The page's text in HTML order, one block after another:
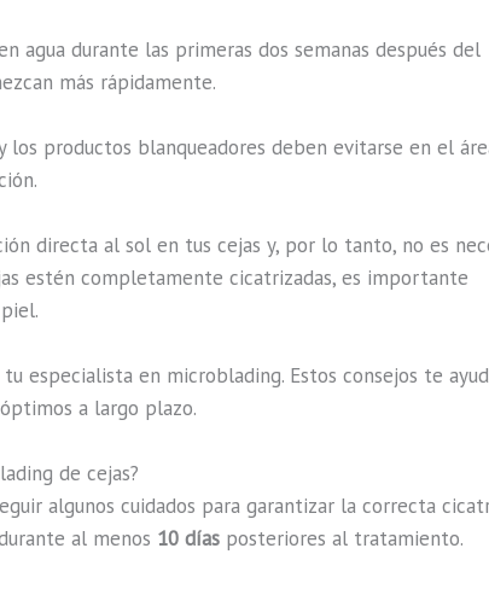
agua durante las primeras dos semanas después del
más rápidamente.
productos blanqueadores deben evitarse en el
directa al sol en tus cejas y, por lo tanto, no es
estén completamente cicatrizadas, es importante
especialista en microblading. Estos consejos te
a largo plazo.
de cejas?
algunos cuidados para garantizar la correcta
al menos 10 días posteriores al tratamiento.